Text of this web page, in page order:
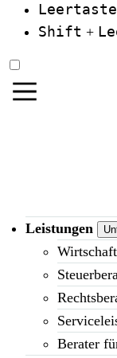
Leertaste
Shift +
Leistungen
Berater